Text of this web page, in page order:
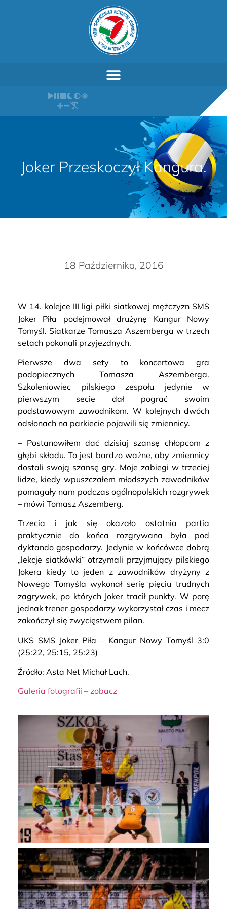
Joker Przeskoczył Kangura.
18 Października, 2016
W 14. kolejce III ligi piłki siatkowej mężczyzn SMS
Joker Piła podejmował drużynę Kangur Nowy
Tomyśl. Siatkarze Tomasza Aszemberga w trzech
setach pokonali przyjezdnych.
Pierwsze dwa sety to koncertowa gra
podopiecznych Tomasza Aszemberga.
Szkoleniowiec pilskiego zespołu jedynie w
pierwszym secie dał pograć swoim
podstawowym zawodnikom. W kolejnych dwóch
odsłonach na parkiecie pojawili się zmiennicy.
– Postanowiłem dać dzisiaj szansę chłopcom z
głębi składu. To jest bardzo ważne, aby zmiennicy
dostali swoją szansę gry. Moje zabiegi w trzeciej
lidze, kiedy wpuszczałem młodszych zawodników
pomagały nam podczas ogólnopolskich rozgrywek
– mówi Tomasz Aszemberg.
Trzecia i jak się okazało ostatnia partia
praktycznie do końca rozgrywana była pod
dyktando gospodarzy. Jedynie w końcówce dobrą
„lekcję siatkówki“ otrzymali przyjmujący pilskiego
Jokera kiedy to jeden z zawodników dryżyny z
Nowego Tomyśla wykonał serię pięciu trudnych
zagrywek, po których Joker tracił punkty. W porę
jednak trener gospodarzy wykorzystał czas i mecz
zakończył się zwycięstwem pilan.
UKS SMS Joker Piła – Kangur Nowy Tomyśl 3:0
(25:22, 25:15, 25:23)
Źródło: Asta Net Michał Lach.
Galeria fotografii – zobacz